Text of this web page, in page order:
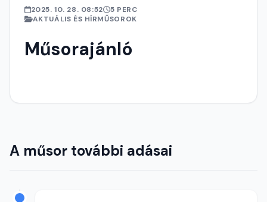
2025. 10. 28. 08:52
5 PERC
AKTUÁLIS ÉS HÍRMŰSOROK
Műsorajánló
A műsor további adásai